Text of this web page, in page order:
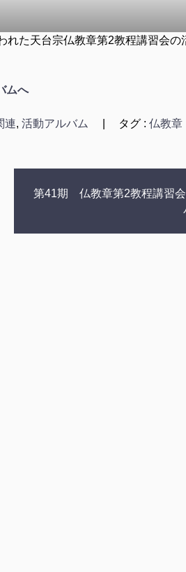
れた天台宗仏教章第2教程講習会の
ムへ
連, 活動アルバム タグ :仏教章
第41期 仏教章第2教程講習